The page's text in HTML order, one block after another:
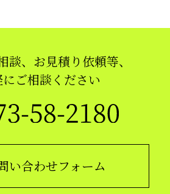
談、お見積り依頼等、
ご相談ください
い合わせフォーム